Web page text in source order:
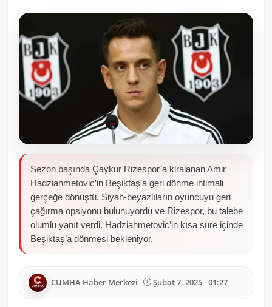
Toplum ve Yaşam
Sivil Toplum Kuruluşları
Kamu Kurumları ve Üst Kurullar
Resmi Reklamlar
Sezon başında Çaykur Rizespor’a kiralanan Amir
Hadziahmetovic’in Beşiktaş’a geri dönme ihtimali
gerçeğe dönüştü. Siyah-beyazlıların oyuncuyu geri
çağırma opsiyonu bulunuyordu ve Rizespor, bu talebe
olumlu yanıt verdi. Hadziahmetovic’in kısa süre içinde
Beşiktaş’a dönmesi bekleniyor.
CUMHA Haber Merkezi Şubat 7, 2025 - 01:27